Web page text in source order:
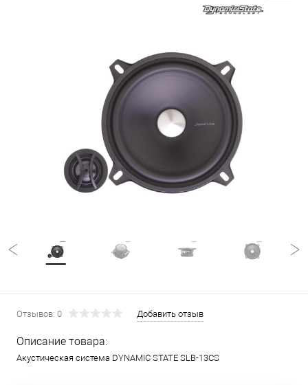
Отзывов: 0 Добавить отзыв
Описание товара:
Акустическая система DYNAMIC STATE SLB-13CS